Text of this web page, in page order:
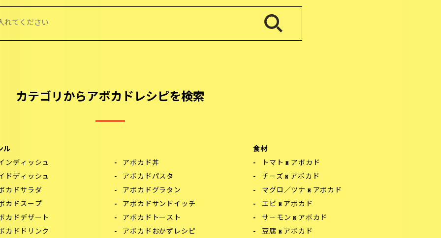
カテゴリからアボカドレシピを検索
ル
ンディッシュ
ドディッシュ
カドサラダ
カドスープ
カドデザート
カドドリンク
アボカド丼
アボカドパスタ
アボカドグラタン
アボカドサンドイッチ
アボカドトースト
アボカドおかずレシピ
食材
トマト x アボカド
チーズ x アボカド
マグロ／ツナ x アボカド
エビ x アボカド
サーモン x アボカド
豆腐 x アボカド